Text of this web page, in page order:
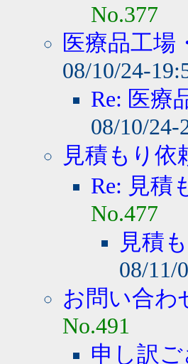
No.377
医療品工場
08/10/24-
Re: 医療
08/10/24-
見積もり依
Re: 見積
No.477
見積
08/11/
お問い合わ
No.491
申し訳